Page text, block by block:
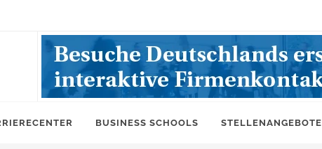
BUSINESS SCHOOLS STELLENANGEBOTE